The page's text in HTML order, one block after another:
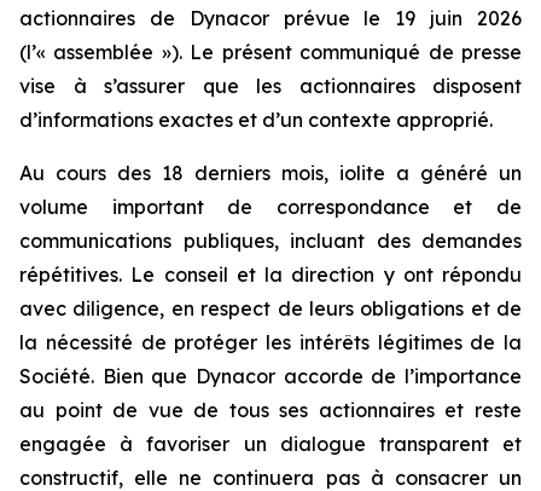
actionnaires de Dynacor prévue le 19 juin 2026
(l’« assemblée »). Le présent communiqué de presse
vise à s’assurer que les actionnaires disposent
d’informations exactes et d’un contexte approprié.
Au cours des 18 derniers mois, iolite a généré un
volume important de correspondance et de
communications publiques, incluant des demandes
répétitives. Le conseil et la direction y ont répondu
avec diligence, en respect de leurs obligations et de
la nécessité de protéger les intérêts légitimes de la
Société. Bien que Dynacor accorde de l’importance
au point de vue de tous ses actionnaires et reste
engagée à favoriser un dialogue transparent et
constructif, elle ne continuera pas à consacrer un